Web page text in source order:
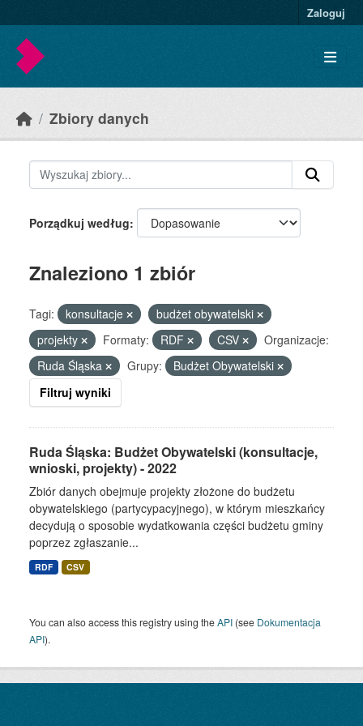
Zaloguj
Zbiory danych
Porządkuj według
Znaleziono 1 zbiór
Tagi: konsultacje
budżet obywatelski
projekty
Formaty: RDF CSV
Organizacje:
Ruda Śląska
Grupy:
Budżet Obywatelski
Filtruj wyniki
Ruda Śląska: Budżet Obywatelski (konsultacje,
wnioski, projekty) - 2022
Zbiór danych obejmuje projekty złożone do budżetu
obywatelskiego (partycypacyjnego), w którym mieszkańcy
decydują o sposobie wydatkowania części budżetu gminy
poprzez zgłaszanie...
RDF CSV
You can also access this registry using theAPI (see Dokumentacja
API).